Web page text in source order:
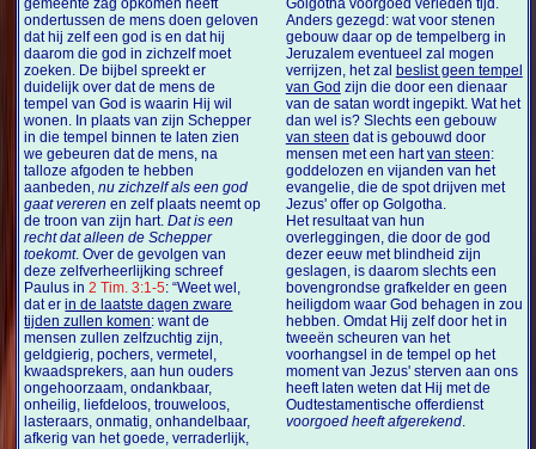
gemeente zag opkomen heeft
ondertussen de mens doen geloven
dat hij zelf een god is en dat hij
daarom die god in zichzelf moet
zoeken. De bijbel spreekt er
duidelijk over dat de mens de
tempel van God is waarin Hij wil
wonen. In plaats van zijn Schepper
in die tempel binnen te laten zien
we gebeuren dat de mens, na
talloze afgoden te hebben
aanbeden,nu zichzelf als een god
gaat vereren en zelf plaats neemt op
de troon van zijn hart.Dat is een
recht dat alleen de Schepper
toekomt. Over de gevolgen van
deze zelfverheerlijking schreef
Paulus in2 Tim. 3:1-5: “Weet wel,
dat erin de laatste dagen zware
tijden zullen komen: want de
mensen zullen zelfzuchtig zijn,
geldgierig, pochers, vermetel,
kwaadsprekers, aan hun ouders
ongehoorzaam, ondankbaar,
onheilig, liefdeloos, trouweloos,
lasteraars, onmatig, onhandelbaar,
afkerig van het goede, verraderlijk,
Golgotha voorgoed verleden tijd.
Anders gezegd: wat voor stenen
gebouw daar op de tempelberg in
Jeruzalem eventueel zal mogen
verrijzen, het zal beslist geen tempel
van God zijn die door een dienaar
van de satan wordt ingepikt. Wat het
dan wel is? Slechts een gebouw
van steen dat is gebouwd door
mensen met een hartvan steen:
goddelozen en vijanden van het
evangelie, die de spot drijven met
Jezus' offer op Golgotha.
Het resultaat van hun
overleggingen, die door de god
dezer eeuw met blindheid zijn
geslagen, is daarom slechts een
bovengrondse grafkelder en geen
heiligdom waar God behagen in zou
hebben. Omdat Hij zelf door het in
tweeën scheuren van het
voorhangsel in de tempel op het
moment van Jezus' sterven aan ons
heeft laten weten dat Hij met de
Oudtestamentische offerdienst
voorgoed heeft afgerekend.